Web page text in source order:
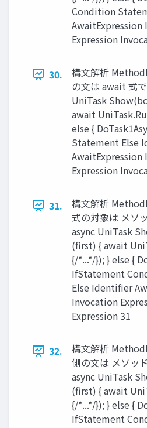
Condition
Expression
30.
構文解析
の文は await 式
UniTask
await
else {
Statement Else
Expression
31.
構文解析
式の対象は メソ
async UniTask
(first) { await
{/*...*/}); } else {
IfStatement
Else Identiﬁer
Invocation
Expression 31
32.
構文解析
側の文は メソッ
async UniTask
(first) { await
{/*...*/}); } else {
IfStatement